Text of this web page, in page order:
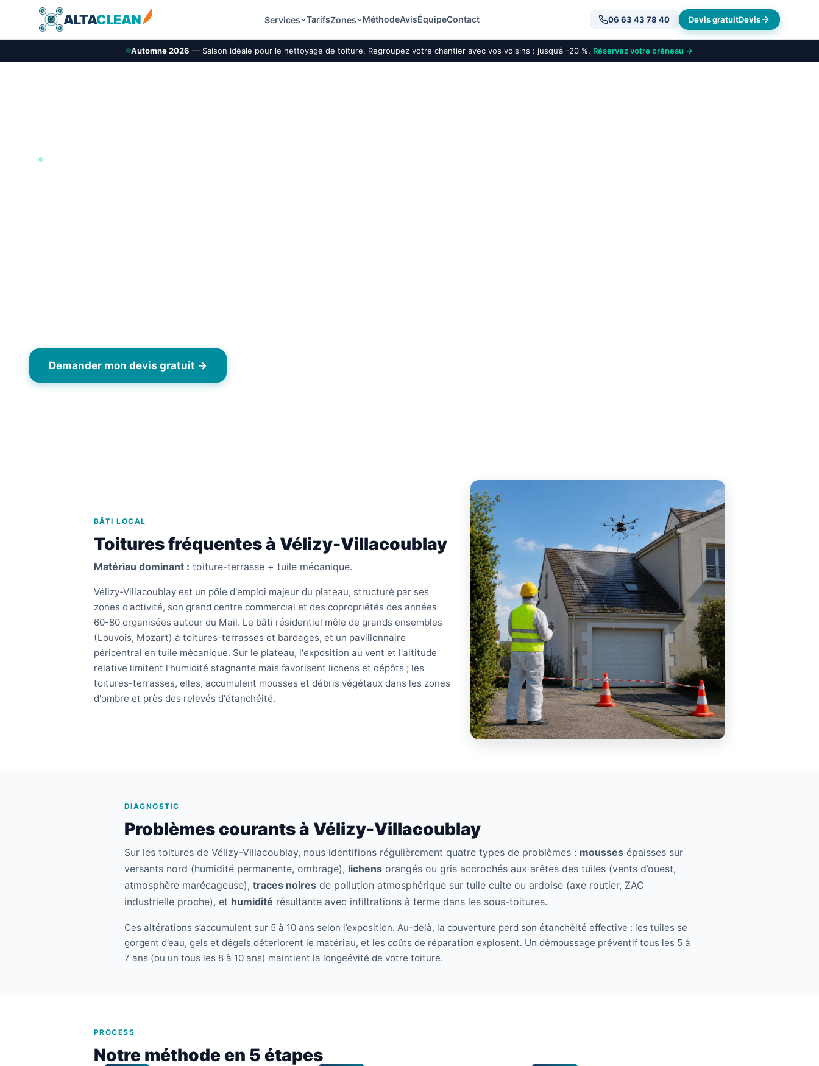
ALTACLEAN Services TarifsZones MéthodeAvisÉquipeContact 06 63 43 78 40 Devis gratuitDevis
Automne 2026 — Saison idéale pour le nettoyage de toiture. Regroupez votre chantier avec vos voisins : jusqu’à -20 %. Réservez votre créneau →
Demander mon devis gratuit →
BÂTI LOCAL
Toitures fréquentes à Vélizy-Villacoublay
Matériau dominant : toiture-terrasse + tuile mécanique.
Vélizy-Villacoublay est un pôle d'emploi majeur du plateau, structuré par ses
zones d'activité, son grand centre commercial et des copropriétés des années
60-80 organisées autour du Mail. Le bâti résidentiel mêle de grands ensembles
(Louvois, Mozart) à toitures-terrasses et bardages, et un pavillonnaire
péricentral en tuile mécanique. Sur le plateau, l'exposition au vent et l'altitude
relative limitent l'humidité stagnante mais favorisent lichens et dépôts ; les
toitures-terrasses, elles, accumulent mousses et débris végétaux dans les zones
d'ombre et près des relevés d'étanchéité.
DIAGNOSTIC
Problèmes courants à Vélizy-Villacoublay
Sur les toitures de Vélizy-Villacoublay, nous identifions régulièrement quatre types de problèmes : mousses épaisses sur
versants nord (humidité permanente, ombrage), lichens orangés ou gris accrochés aux arêtes des tuiles (vents d’ouest,
atmosphère marécageuse), traces noires de pollution atmosphérique sur tuile cuite ou ardoise (axe routier, ZAC
industrielle proche), et humidité résultante avec infiltrations à terme dans les sous-toitures.
Ces altérations s’accumulent sur 5 à 10 ans selon l’exposition. Au-delà, la couverture perd son étanchéité effective : les tuiles se
gorgent d’eau, gels et dégels déteriorent le matériau, et les coûts de réparation explosent. Un démoussage préventif tous les 5 à
7 ans (ou un tous les 8 à 10 ans) maintient la longeévité de votre toiture.
PROCESS
Notre méthode en 5 étapes